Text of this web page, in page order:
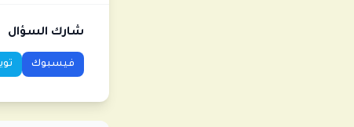
شارك السؤال
فيسبوك